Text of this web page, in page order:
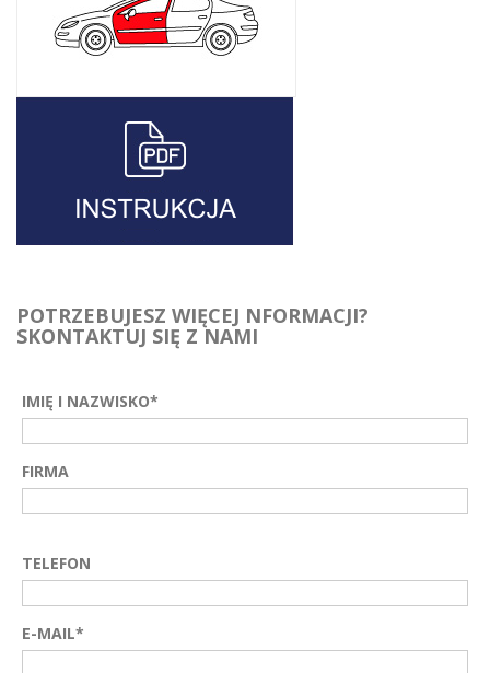
POTRZEBUJESZ WIĘCEJ NFORMACJI?
SKONTAKTUJ SIĘ Z NAMI
IMIĘ I NAZWISKO*
FIRMA
TELEFON
E-MAIL*